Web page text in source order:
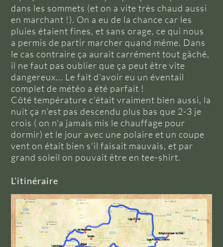
dans les sommets (et on a vite très chaud aussi
en marchant !). On a eu de la chance car les
pluies étaient fines, et sans orage, ce qui nous
a permis de partir marcher quand même. Dans
le cas contraire ça aurait carrément tout gâché,
il ne faut pas oublier que ça peut être vite
dangereux... Le fait d'avoir eu un éventail
complet de météo a été parfait !
Côté température c'était vraiment bien aussi, la
nuit ça n'est pas descendu plus bas que 2-3 je
crois ( on n'a jamais mis le chauffage pour
dormir) et le jour avec une polaire et un coupe
vent on était bien s'il faisait mauvais, et par
grand soleil on pouvait être en tee-shirt.
L'itinéraire